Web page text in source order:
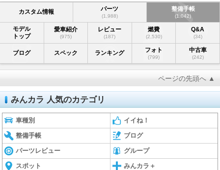
カスタム情報 パーツ
(1,988)
整備手帳
(1,042)
モデル
トップ
愛車紹介
(975)
レビュー
(187)
燃費
(2,530)
Q&A
(34)
ブログ スペック ランキング フォト
(799)
中古車
(242)
ページの先頭へ ▲
みんカラ 人気のカテゴリ
車種別 イイね！
整備手帳 ブログ
パーツレビュー グループ
スポット みんカラ＋